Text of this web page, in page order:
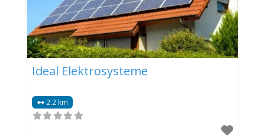
Ideal Elektrosysteme
2.2 km